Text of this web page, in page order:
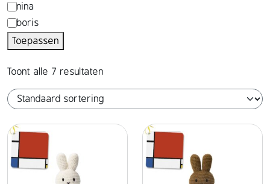
m
a
'
s
&
s
a
m
e
e
r
s
o
n
a
g
e
nina
boris
Toepassen
Toont alle 7 resultaten